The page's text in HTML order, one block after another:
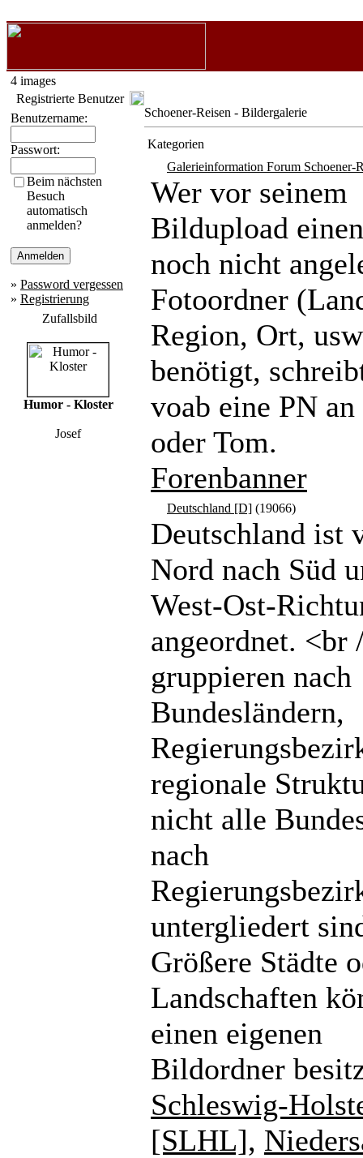
4 images
Registrierte Benutzer
Benutzername:
Passwort:
Beim nächsten
Besuch
automatisch
anmelden?
» Password vergessen
» Registrierung
Zufallsbild
Humor - Kloster
Josef
Schoener-Reisen - Bildergalerie
Kategorien
Galerieinformation Forum Schoener-
Wer vor seinem
Bildupload
noch nicht
Fotoordner
Region, Ort,
benötigt,
voab eine PN
oder Tom.
Forenbanner
Deutschland [D] (19066)
Deutschland ist
Nord nach Süd
West-Ost-
angeordnet. <br
gruppieren nach
Bundesländern,
regionale
nicht alle
nach
untergliedert
Größere Städte
Landschaften
einen eigenen
Bildordner
Schleswig-
[SLHL],